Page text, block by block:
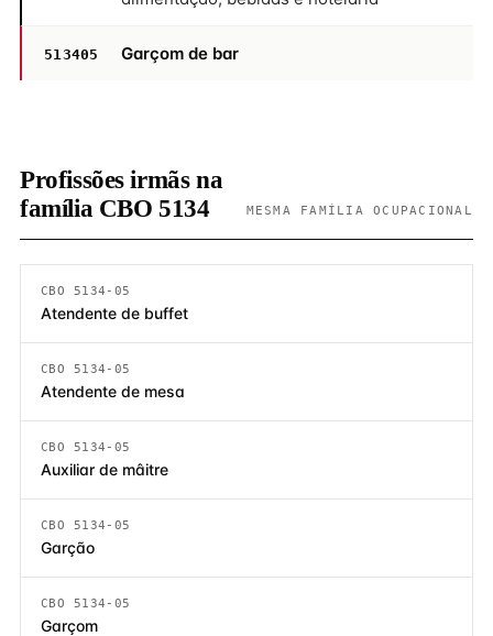
513405 Garçom de bar
Profissões irmãs na
família CBO 5134
MESMA FAMÍLIA OCUPACIONAL
CBO 5134-05
Atendente de buffet
CBO 5134-05
Atendente de mesa
CBO 5134-05
Auxiliar de mâitre
CBO 5134-05
Garção
CBO 5134-05
Garçom